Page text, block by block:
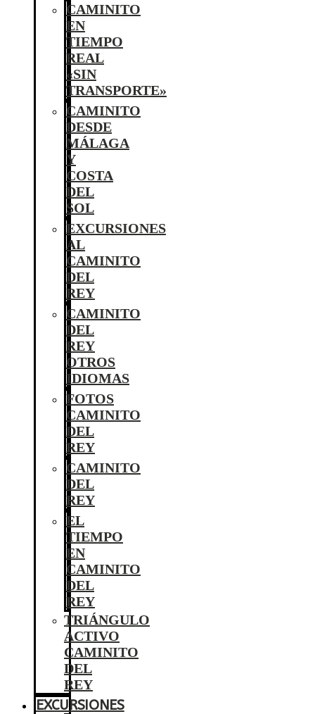
CAMINITO
EN
TIEMPO
REAL
«SIN
TRANSPORTE»
CAMINITO
DESDE
MÁLAGA
Y
COSTA
DEL
SOL
EXCURSIONES
AL
CAMINITO
DEL
REY
CAMINITO
DEL
REY
OTROS
IDIOMAS
FOTOS
CAMINITO
DEL
REY
CAMINITO
DEL
REY
EL
TIEMPO
EN
CAMINITO
DEL
REY
TRIÁNGULO
ACTIVO
CAMINITO
DEL
REY
EXCURSIONES